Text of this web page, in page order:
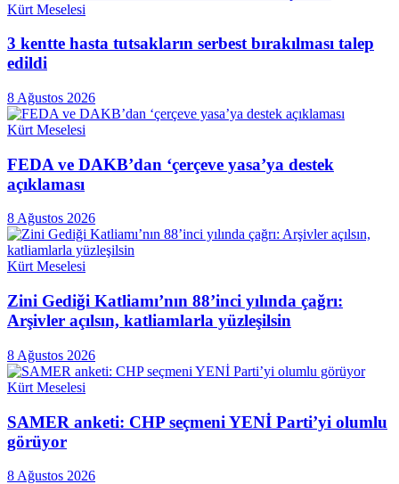
Kürt Meselesi
3 kentte hasta tutsakların serbest bırakılması talep
edildi
8 Ağustos 2026
Kürt Meselesi
FEDA ve DAKB’dan ‘çerçeve yasa’ya destek
açıklaması
8 Ağustos 2026
Kürt Meselesi
Zini Gediği Katliamı’nın 88’inci yılında çağrı:
Arşivler açılsın, katliamlarla yüzleşilsin
8 Ağustos 2026
Kürt Meselesi
SAMER anketi: CHP seçmeni YENİ Parti’yi olumlu
görüyor
8 Ağustos 2026